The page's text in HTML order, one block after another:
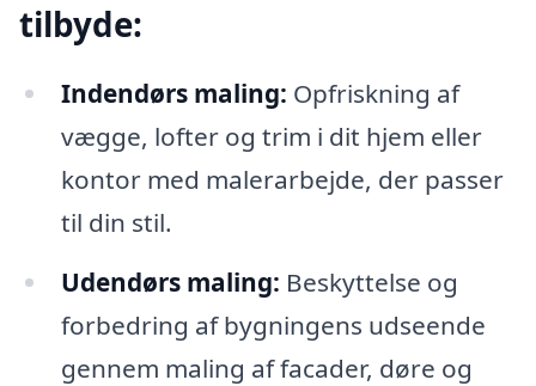
tilbyde:
Indendørs maling: Opfriskning af
vægge, lofter og trim i dit hjem eller
kontor med malerarbejde, der passer
til din stil.
Udendørs maling: Beskyttelse og
forbedring af bygningens udseende
gennem maling af facader, døre og